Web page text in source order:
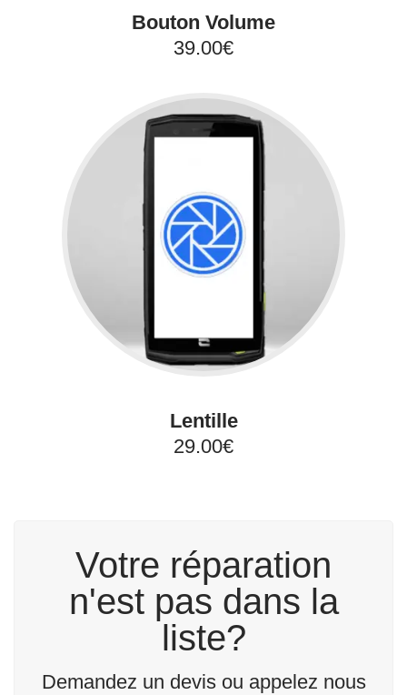
Bouton Volume
39.00€
Lentille
29.00€
Votre réparation
n'est pas dans la
liste?
Demandez un devis ou appelez nous